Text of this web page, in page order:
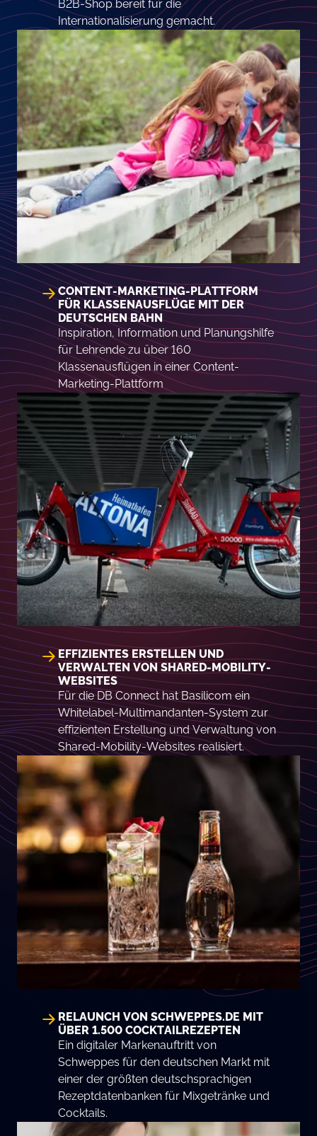
B2B-Shop bereit für die
Internationalisierung gemacht.
CONTENT-MARKETING-PLATTFORM
FÜR KLASSENAUSFLÜGE MIT DER
DEUTSCHEN BAHN
Inspiration, Information und Planungshilfe
für Lehrende zu über 160
Klassenausflügen in einer Content-
Marketing-Plattform
EFFIZIENTES ERSTELLEN UND
VERWALTEN VON SHARED-MOBILITY-
WEBSITES
Für die DB Connect hat Basilicom ein
Whitelabel-Multimandanten-System zur
effizienten Erstellung und Verwaltung von
Shared-Mobility-Websites realisiert.
RELAUNCH VON SCHWEPPES.DE MIT
ÜBER 1.500 COCKTAILREZEPTEN
Ein digitaler Markenauftritt von
Schweppes für den deutschen Markt mit
einer der größten deutschsprachigen
Rezeptdatenbanken für Mixgetränke und
Cocktails.